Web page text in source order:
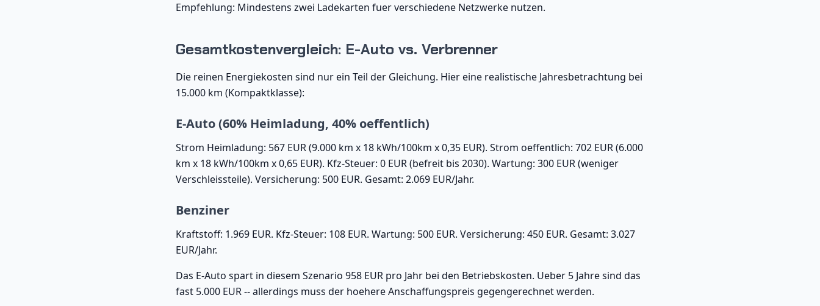
Empfehlung: Mindestens zwei Ladekarten fuer verschiedene Netzwerke nutzen.
Gesamtkostenvergleich: E-Auto vs. Verbrenner
Die reinen Energiekosten sind nur ein Teil der Gleichung. Hier eine realistische Jahresbetrachtung bei
15.000 km (Kompaktklasse):
E-Auto (60% Heimladung, 40% oeffentlich)
Strom Heimladung: 567 EUR (9.000 km x 18 kWh/100km x 0,35 EUR). Strom oeffentlich: 702 EUR (6.000
km x 18 kWh/100km x 0,65 EUR). Kfz-Steuer: 0 EUR (befreit bis 2030). Wartung: 300 EUR (weniger
Verschleissteile). Versicherung: 500 EUR. Gesamt: 2.069 EUR/Jahr.
Benziner
Kraftstoff: 1.969 EUR. Kfz-Steuer: 108 EUR. Wartung: 500 EUR. Versicherung: 450 EUR. Gesamt: 3.027
EUR/Jahr.
Das E-Auto spart in diesem Szenario 958 EUR pro Jahr bei den Betriebskosten. Ueber 5 Jahre sind das
fast 5.000 EUR -- allerdings muss der hoehere Anschaffungspreis gegengerechnet werden.